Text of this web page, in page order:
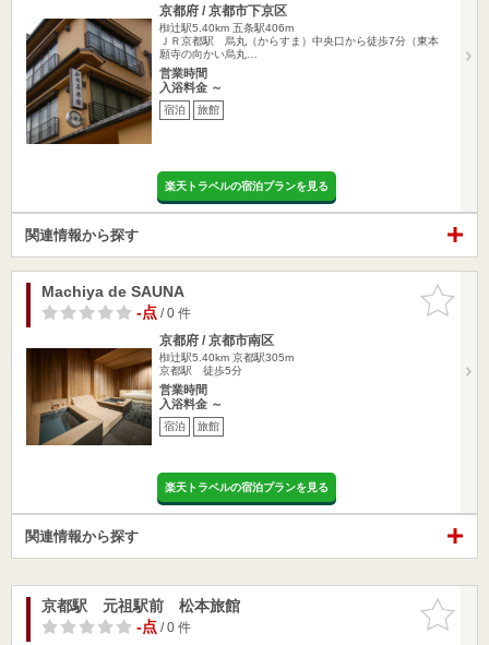
京都府 / 京都市下京区
椥辻駅5.40km 五条駅406m
ＪＲ京都駅 烏丸（からすま）中央口から徒歩7分（東本
願寺の向かい烏丸…
営業時間
入浴料金 ～
宿泊 旅館
楽天トラベルの宿泊プランを見る
関連情報から探す
お気に入
りに追加
Machiya de SAUNA
-点/ 0 件
京都府 / 京都市南区
椥辻駅5.40km 京都駅305m
京都駅 徒歩5分
営業時間
入浴料金 ～
宿泊 旅館
楽天トラベルの宿泊プランを見る
関連情報から探す
お気に入
りに追加
京都駅 元祖駅前 松本旅館
-点/ 0 件